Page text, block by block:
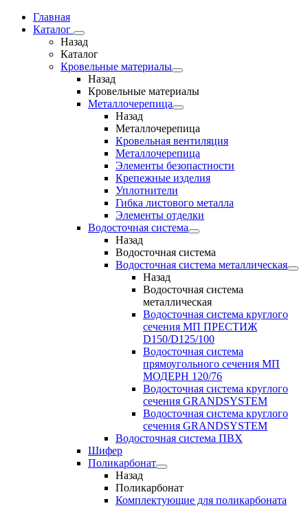
Главная
Каталог
Назад
Каталог
Кровельные материалы
Назад
Кровельные материалы
Металлочерепица
Назад
Металлочерепица
Кровельная вентиляция
Металлочерепица
Элементы безопастности
Крепежные изделия
Уплотнители
Гибка листового металла
Элементы отделки
Водосточная система
Назад
Водосточная система
Водосточная система металлическая
Назад
Водосточная система
металлическая
Водосточная система круглого
сечения МП ПРЕСТИЖ
D150/D125/100
Водосточная система
прямоугольного сечения МП
МОДЕРН 120/76
Водосточная система круглого
сечения GRANDSYSTEM
Водосточная система круглого
сечения GRANDSYSTEM
Водосточная система ПВХ
Шифер
Поликарбонат
Назад
Поликарбонат
Комплектующие для поликарбоната